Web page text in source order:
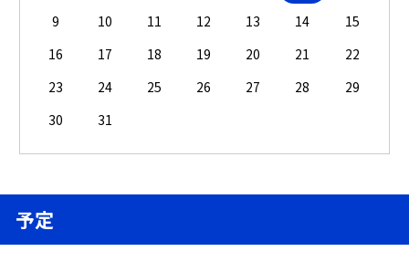
9
10 11 12 13 14
15
16
17 18 19 20 21
22
23
24 25 26 27 28
29
30
31
予定